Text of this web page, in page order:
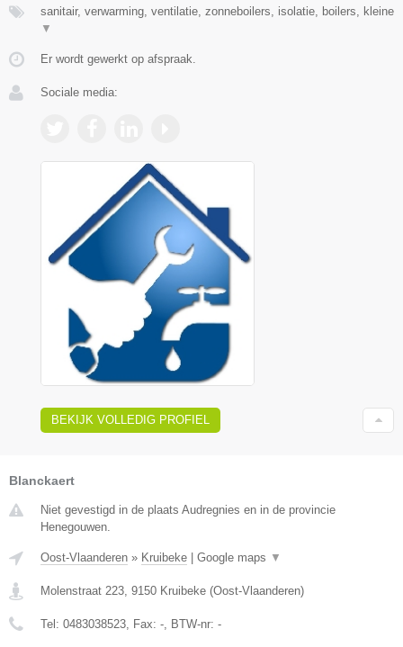
sanitair, verwarming, ventilatie, zonneboilers, isolatie, boilers, kleine
▼
Er wordt gewerkt op afspraak.
Sociale media:
BEKIJK VOLLEDIG PROFIEL
Blanckaert
Niet gevestigd in de plaats Audregnies en in de provincie
Henegouwen.
Oost-Vlaanderen » Kruibeke Google maps ▼
Molenstraat 223 9150 Kruibeke (Oost-Vlaanderen)
Tel: 0483038523 , Fax: - , BTW-nr: -